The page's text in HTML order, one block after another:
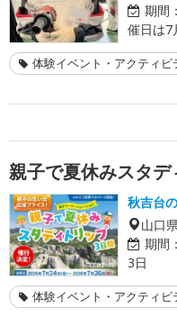
期間：
催日は7
体験イベント・アクティビ
親子で夏休みスタ
秋吉台
山口
期間：
3日
体験イベント・アクティビ